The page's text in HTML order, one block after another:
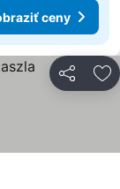
ceny
Zdieľať